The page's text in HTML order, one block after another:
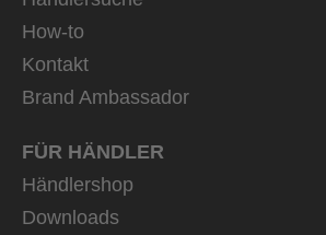
How-to
Kontakt
Brand Ambassador
FÜR HÄNDLER
Händlershop
Downloads